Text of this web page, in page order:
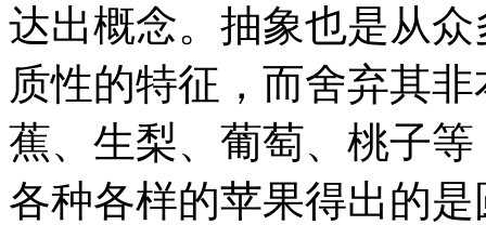
达出概念。抽象也是从
质性的特征，而舍弃其
蕉、生梨、葡萄、桃子
各种各样的苹果得出的